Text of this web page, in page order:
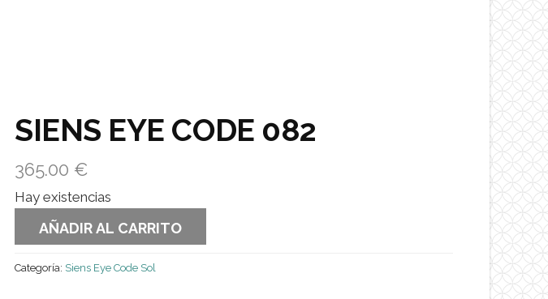
SIENS EYE CODE 082
365.00 €
Hay existencias
AÑADIR AL CARRITO
Categoría: Siens Eye Code Sol